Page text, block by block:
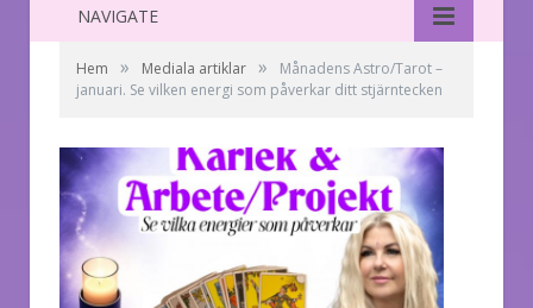
NAVIGATE
Hem » Mediala artiklar »
Månadens Astro/Tarot –
januari. Se vilken energi som påverkar ditt stjärntecken